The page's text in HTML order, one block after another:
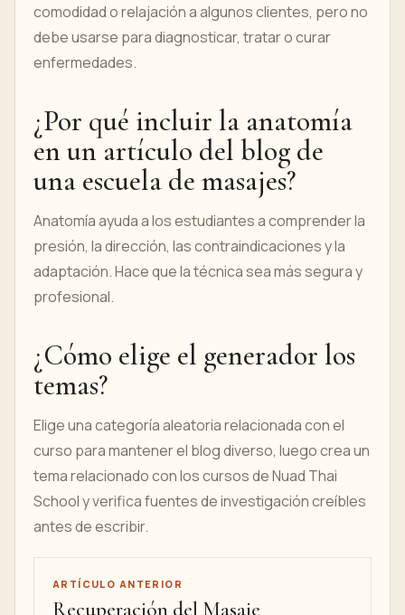
comodidad o relajación a algunos clientes, pero no
debe usarse para diagnosticar, tratar o curar
enfermedades.
¿Por qué incluir la anatomía
en un artículo del blog de
una escuela de masajes?
Anatomía ayuda a los estudiantes a comprender la
presión, la dirección, las contraindicaciones y la
adaptación. Hace que la técnica sea más segura y
profesional.
¿Cómo elige el generador los
temas?
Elige una categoría aleatoria relacionada con el
curso para mantener el blog diverso, luego crea un
tema relacionado con los cursos de Nuad Thai
School y verifica fuentes de investigación creíbles
antes de escribir.
ARTÍCULO ANTERIOR
Recuperación del Masaje